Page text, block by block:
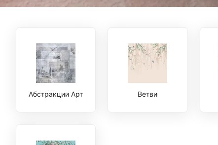
Абстракции Арт Ветви